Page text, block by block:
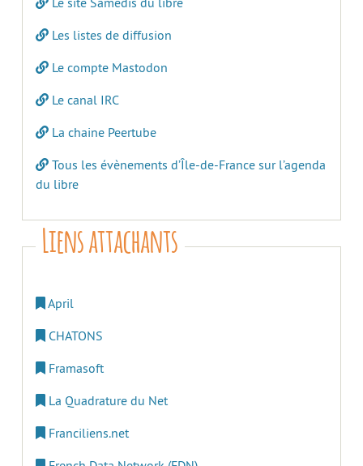
Les listes de diffusion
Le compte Mastodon
Le canal IRC
La chaine Peertube
Tous les évènements d’Île-de-France sur l’agenda
du libre
Liens attachants
April
CHATONS
Framasoft
La Quadrature du Net
Franciliens.net